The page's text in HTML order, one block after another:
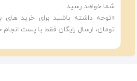
شما خواهد رسید.
تومان، ارسال رایگان فقط با پست